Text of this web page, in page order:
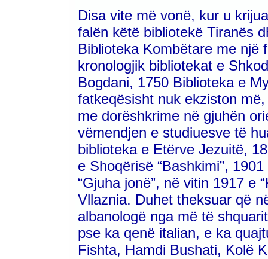
Disa vite më vonë, kur u
falën këtë bibliotekë Tiranës
Biblioteka Kombëtare me një
kronologjik bibliotekat e
Bogdani, 1750 Biblioteka e
fatkeqësisht nuk ekziston
me dorëshkrime në gjuhën
vëmendjen e studiuesve të
biblioteka e Etërve Jezuitë,
e Shoqërisë “Bashkimi”,
“Gjuha jonë”, në vitin 1917 e
Vllaznia. Duhet theksuar që
albanologë nga më të
pse ka qenë italian, e ka
Fishta, Hamdi Bushati, Kolë